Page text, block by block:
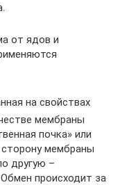
от ядов и
на свойствах
мембраны
почка» или
мембраны
другую –
происходит за